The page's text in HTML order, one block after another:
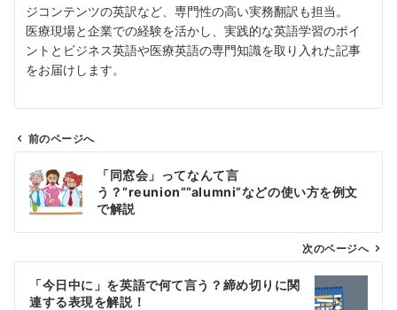
ジコンテンツの英訳など、専門性の高い実務翻訳も担当。
医療現場と企業での経験を活かし、実践的な英語学習のポイ
ントとビジネス英語や医療英語の専門知識を取り入れた記事
をお届けします。
前のページへ
「同窓会」ってなんて言
う？”reunion””alumni”などの使い方を例文
で解説
次のページへ
「今日中に」を英語で何て言う？締め切りに関
連する表現を解説！